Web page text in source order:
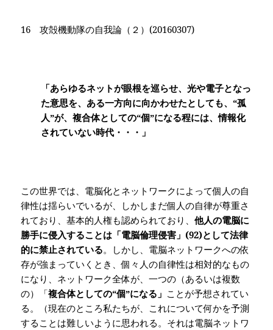
16 攻殻機動隊の自我論（２）(20160307)
「あらゆるネットが眼根を巡らせ、光や電子となっ
た意思を、ある一方向に向かわせたとしても、“孤
人”が、複合体としての“個”になる程には、情報化
されていない時代・・・」
この世界では、電脳化とネットワークによって個人の自
律性は揺らいでいるが、しかしまだ個人の自律が尊重さ
れており、基本的人権も認められており、他人の電脳に
勝手に侵入することは「電脳倫理侵害」 (92)として法律
的に禁止されている。しかし、電脳ネットワークへの依
存が強まっていくとき、個々人の自律性は相対的なもの
になり、ネットワーク全体が、一つの（あるいは複数
の）「複合体としての“個”になる」 ことが予想されてい
る。（現在のところ私たちが、これについて何かを予測
することは難しいように思われる。それは電脳ネットワ